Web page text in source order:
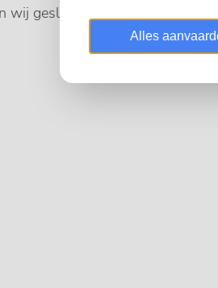
gesloten vanwege hemelvaart!